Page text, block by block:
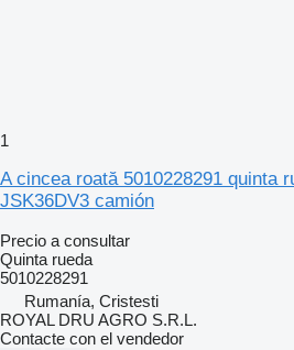
1
A cincea roată 5010228291 quinta
JSK36DV3 camión
Precio a consultar
Quinta rueda
5010228291
Rumanía, Cristesti
ROYAL DRU AGRO S.R.L.
Contacte con el vendedor